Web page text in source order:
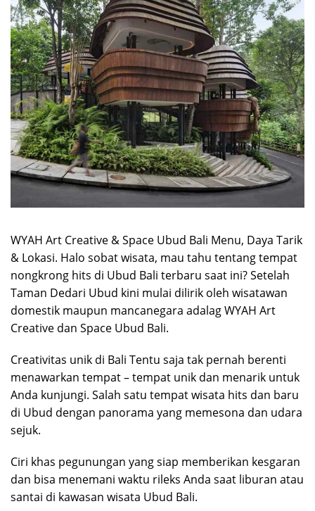
WYAH Art Creative & Space Ubud Bali Menu, Daya Tarik
& Lokasi. Halo sobat wisata, mau tahu tentang tempat
nongkrong hits di Ubud Bali terbaru saat ini? Setelah
Taman Dedari Ubud kini mulai dilirik oleh wisatawan
domestik maupun mancanegara adalag WYAH Art
Creative dan Space Ubud Bali.
Creativitas unik di Bali Tentu saja tak pernah berenti
menawarkan tempat – tempat unik dan menarik untuk
Anda kunjungi. Salah satu tempat wisata hits dan baru
di Ubud dengan panorama yang memesona dan udara
sejuk.
Ciri khas pegunungan yang siap memberikan kesgaran
dan bisa menemani waktu rileks Anda saat liburan atau
santai di kawasan wisata Ubud Bali.